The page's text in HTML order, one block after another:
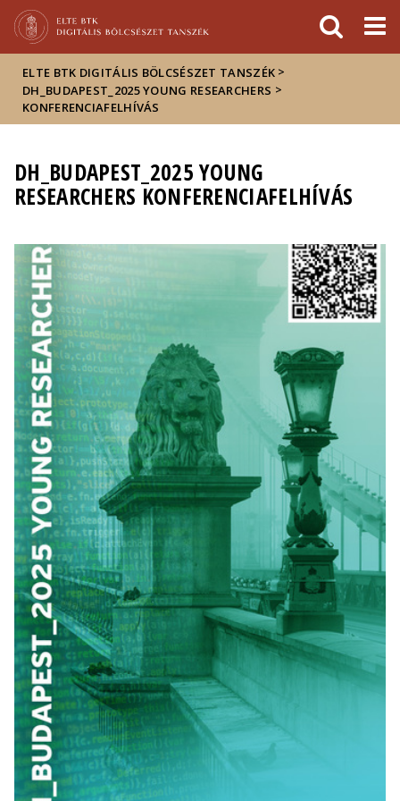
sajtóban
ELTE BTK DIGITÁLIS BÖLCSÉSZET TANSZÉK >
DH_BUDAPEST_2025 YOUNG RESEARCHERS >
KONFERENCIAFELHÍVÁS
DH_BUDAPEST_2025 YOUNG
RESEARCHERS KONFERENCIAFELHÍVÁS